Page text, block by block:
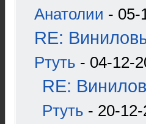
Анатолии - 05-
RE:
Ртуть - 04-12-
RE:
Ртуть - 20-